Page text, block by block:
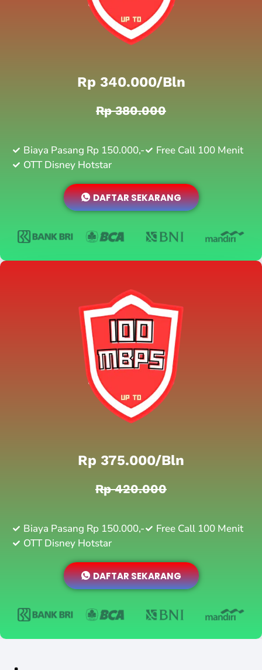
Rp 340.000/bln
Rp 380.000
Biaya Pasang Rp 150.000,-
Free Call 100 Menit
OTT Disney Hotstar
DAFTAR SEKARANG
Rp 375.000/bln
Rp 420.000
Biaya Pasang Rp 150.000,-
Free Call 100 Menit
OTT Disney Hotstar
DAFTAR SEKARANG